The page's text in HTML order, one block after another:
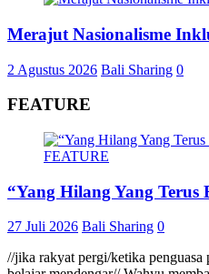
Merajut Nasionalisme
2 Agustus 2026 Bali Sharing 0
FEATURE
FEATURE
“Yang Hilang Yang
27 Juli 2026 Bali Sharing 0
//jika rakyat pergi/ketika penguasa